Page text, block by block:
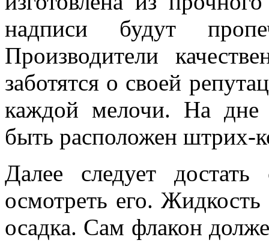
надписи будут
Производители
заботятся о своей
каждой мелочи. На дне
быть расположен штрих-
Далее следует
осмотреть его.
осадка. Сам флакон